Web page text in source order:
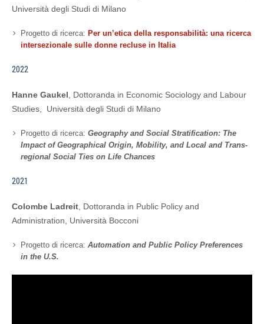
Università degli Studi di Milano
Progetto di ricerca:Per un’etica della responsabilità: una ricerca
intersezionale sulle donne recluse in Italia
2022
Hanne Gaukel , Dottoranda in Economic Sociology and Labour
Studies, Università degli Studi di Milano
Progetto di ricerca:Geography and Social Stratification: The
Impact of Geographical Origin, Mobility, and Local and Trans-
regional Social Ties on Life Chances
2021
Colombe Ladreit , Dottoranda in Public Policy and
Administration, Università Bocconi
Progetto di ricerca:Automation and Public Policy Preferences
in the U.S.